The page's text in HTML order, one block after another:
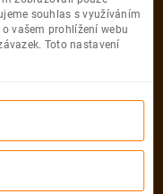
ale uvedenou
souhlas s využíváním
vašem prohlížení webu
Toto nastavení